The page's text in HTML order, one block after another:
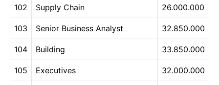
102 Supply Chain 26.000.000
103 Senior Business Analyst 32.850.000
104 Building 33.850.000
105 Executives 32.000.000